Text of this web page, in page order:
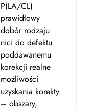
P(LA/CL)
prawidłowy
dobór rodzaju
nici do defektu
poddawanemu
korekcji realne
możliwości
uzyskania korekty
– obszary,